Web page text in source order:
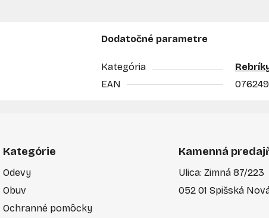
Dodatočné parametre
Kategória
EAN
Kategórie
Odevy
Obuv
Ochranné pomôcky
Kamenná
Ulica: Zimná 87/223
052 01 Spišská